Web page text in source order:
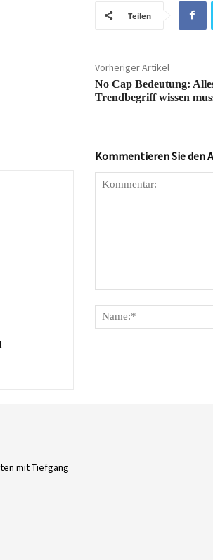
Teilen
Vorheriger Artikel
No Cap Bedeutung:
Trendbegriff wissen
Kommentieren Sie den
mit Tiefgang